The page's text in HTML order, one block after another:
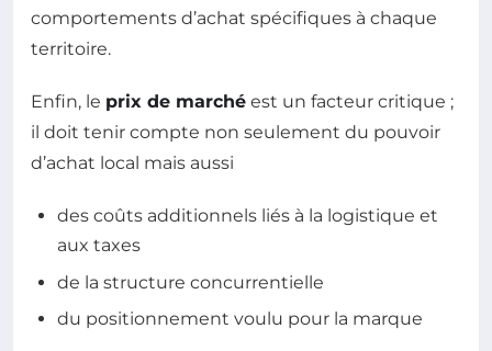
comportements d’achat spécifiques à chaque
territoire.
Enfin, le prix de marché est un facteur critique ;
il doit tenir compte non seulement du pouvoir
d’achat local mais aussi
des coûts additionnels liés à la logistique et
aux taxes
de la structure concurrentielle
du positionnement voulu pour la marque